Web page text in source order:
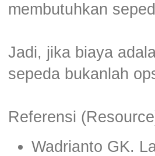
membutuhkan
Jadi, jika biaya
sepeda bukanlah
Referensi
Wadrianto GK.